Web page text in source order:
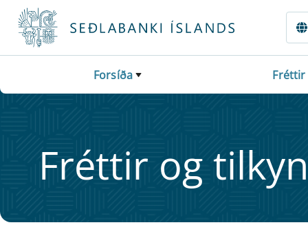
Fara beint í Meginmál
Forsíða Fréttir
Frétt­ir og